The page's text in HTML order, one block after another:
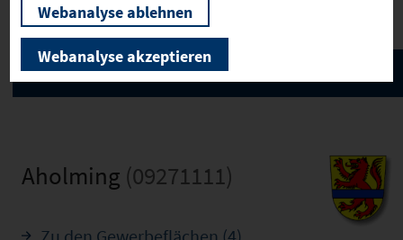
Aholming (09271111)
Webanalyse ablehnen
Webanalyse akzeptieren